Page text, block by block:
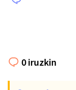
0 iruzkin